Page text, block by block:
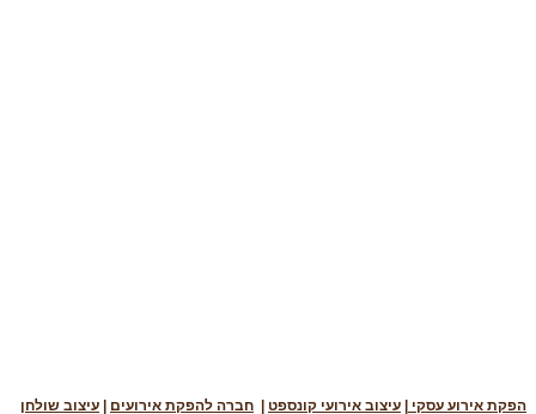
הפקת אירוע עסקי | עיצוב אירועי קונספט | חברה להפקת אירועים | עיצוב שולחן